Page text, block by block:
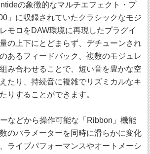
の象徴的なマルチエフェクト・プ
」に収録されていたクラシックなモジ
モロをDAW環境に再現したプラグイ
の上下にとどまらず、デチューンされ
あるフィードバック、複数のモジュレ
み合わせることで、短い音を豊かな空
たり、持続音に複雑でリズミカルなキ
りすることができます。
などから操作可能な「Ribbon」機能
のパラメーターを同時に滑らかに変化
ライブパフォーマンスやオートメーシ